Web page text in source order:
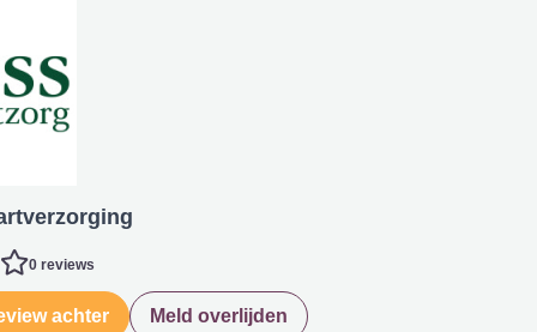
0 reviews
achter Meld overlijden